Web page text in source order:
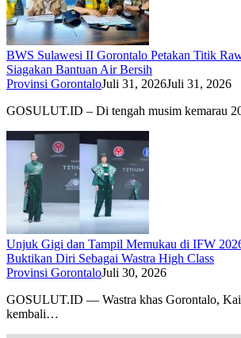
BWS Sulawesi II Gorontalo Petakan Titik
Siagakan Bantuan Air Bersih
Provinsi GorontaloJuli 31, 2026Juli 31, 2026
GOSULUT.ID – Di tengah musim kemarau
Unjuk Gigi dan Tampil Memukau di IFW
Buktikan Diri Sebagai Wastra High Class
Provinsi GorontaloJuli 30, 2026
GOSULUT.ID — Wastra khas Gorontalo,
kembali…